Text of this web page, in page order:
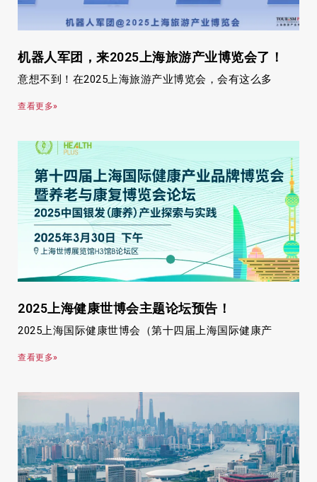
机器人军团，来2025上海旅游产业博览会了！
意想不到！在2025上海旅游产业博览会，会有这么多
查看更多»
2025上海健康世博会主题论坛预告！
2025上海国际健康世博会（第十四届上海国际健康产
查看更多»